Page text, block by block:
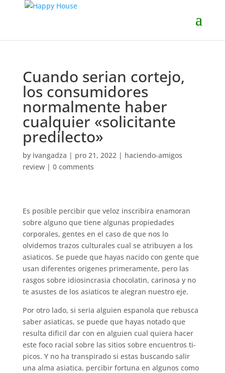
Cuando serian cortejo,
los consumidores
normalmente haber
cualquier «solicitante
predilecto»
by ivangadza | pro 21, 2022| haciendo-amigos
review| 0 comments
Es posible percibir que veloz inscribira enamoran
sobre alguno que tiene algunas propiedades
corporales, gentes en el caso de que nos lo
olvidemos trazos culturales cual se atribuyen a los
asiaticos. Se puede que hayas nacido con gente que
usan diferentes origenes primeramente, pero las
rasgos sobre idiosincrasia chocolatin, carinosa y no
te asustes de los asiaticos te alegran nuestro eje.
Por otro lado, si seri­a alguien espanola que rebusca
saber asiaticas, se puede que hayas notado que
resulta dificil dar con en alguien cual quiera hacer
este foco racial sobre las sitios sobre encuentros ti­
picos. Y no ha transpirado si estas buscando salir
una alma asiatica, percibir fortuna en algunos como